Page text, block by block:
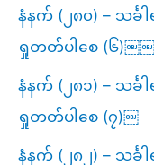
နံနက် (၂၈၀) – သင်္
ရှုတတ်ပါစေ (၆)￼￼
နံနက် (၂၈၁) – သင်္
ရှုတတ်ပါစေ (၇)￼
နံနက် (၂၈၂) – သင်္